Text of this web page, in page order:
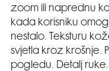
zoom ili naprednu
kada korisniku
nestalo. Teksturu
svjetla kroz krošnje.
pogledu. Detalj ruke.